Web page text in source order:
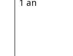
1 an